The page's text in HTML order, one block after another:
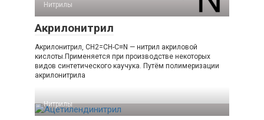
Нитрилы‎
Акрилонитрил
Акрилонитрил, CH2=CH-C≡N — нитрил акриловой
кислоты.Применяется при производстве некоторых
видов синтетического каучука. Путём полимеризации
акрилонитрила
Нитрилы‎